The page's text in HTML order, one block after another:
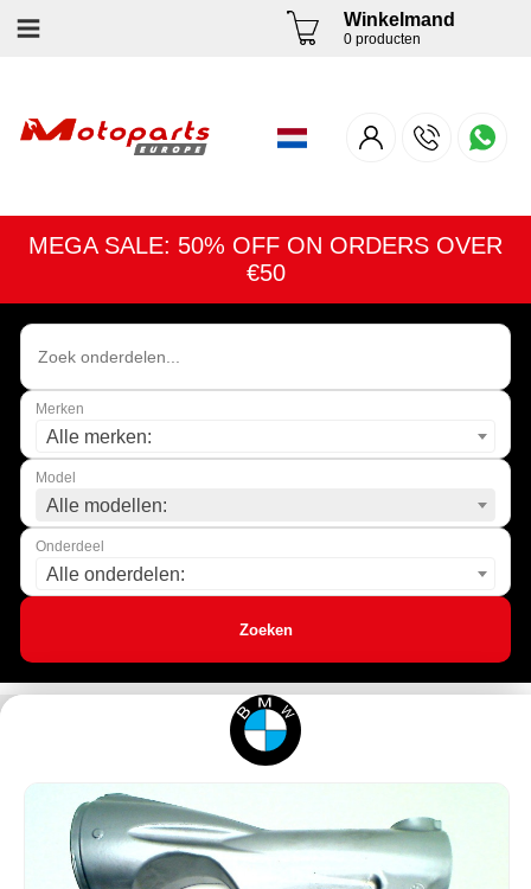
Winkelmand
0 producten
MEGA SALE: 50% OFF ON ORDERS OVER
€50
Merken
Alle merken:
Model
Alle modellen:
Onderdeel
Alle onderdelen:
Zoeken